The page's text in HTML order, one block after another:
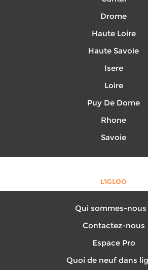
Drome
Haute Loire
Haute Savoie
Isere
Loire
Puy De Dome
Rhone
Savoie
L'IGLOO
Qui sommes-nous
Contactez-nous
Espace Pro
Quoi de neuf dans